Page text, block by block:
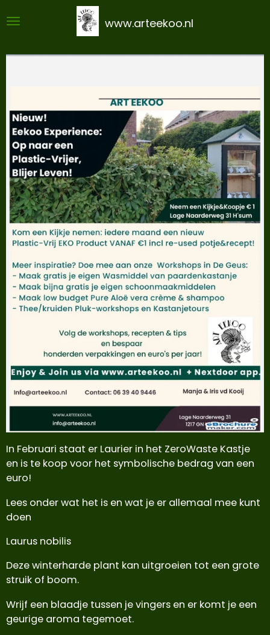
direct
de
www.arteekoo.nl
In Februari staat er Laurier in het ZeroWaste Kastje
en is te koop voor het symbolische bedrag van een
euro!
Lees onder wat het is en wat je er allemaal mee kunt
doen
Laurus nobilis
Deze winterharde plant kan uitgroeien tot een grote
struik of boom.
Wrijf een blaadje tussen je vingers en er komt je een
geurige aroma tegemoet.